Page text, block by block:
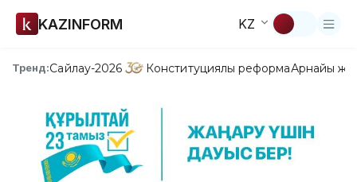
KAZINFORM KZ
Тренд:Сайлау-2026 Конституциялық реформаАрнайы